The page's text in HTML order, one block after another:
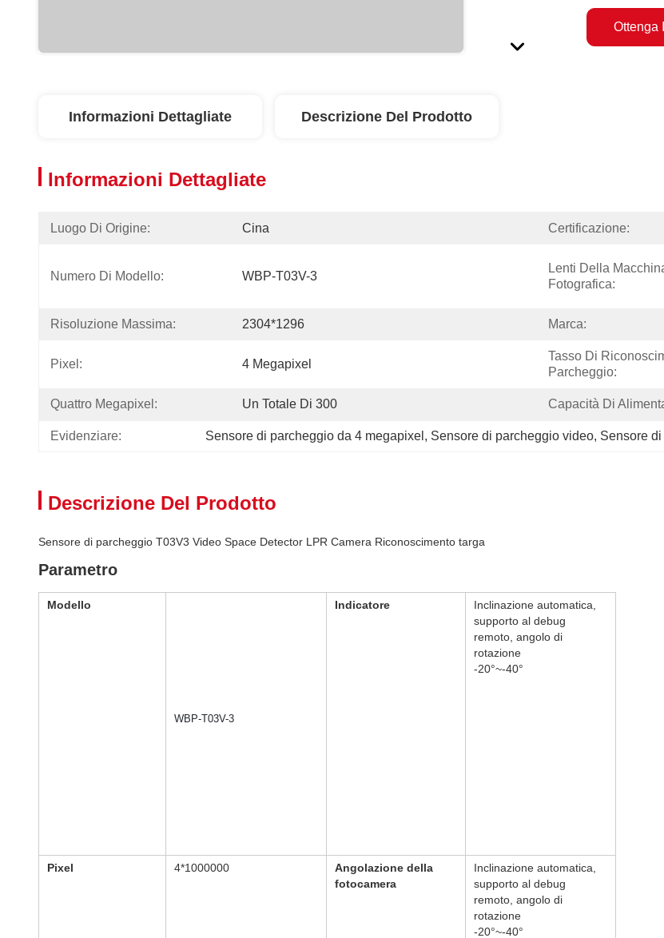
Ottenga
Informazioni Dettagliate Descrizione Del Prodotto
Informazioni Dettagliate
Luogo Di Origine: Cina Certificazione:
Numero Di Modello: WBP-T03V-3
Lenti Della
Fotografica:
Risoluzione Massima: 2304*1296 Marca:
Pixel: 4 Megapixel
Tasso Di
Parcheggio:
Quattro Megapixel: Un Totale Di 300 Capacità Di
Evidenziare: Sensore di parcheggio da 4 megapixel , Sensore di parcheggio video, Sensore
Descrizione Del Prodotto
Sensore di parcheggio T03V3 Video Space Detector LPR Camera Riconoscimento targa
Parametro
Modello
WBP-T03V-3
Indicatore
Inclinazione automatica,
supporto al debug
remoto, angolo di
rotazione
-20°~-40°
Pixel 4*1000000
Angolazione della
fotocamera
Inclinazione automatica,
supporto al debug
remoto, angolo di
rotazione
-20°~-40°